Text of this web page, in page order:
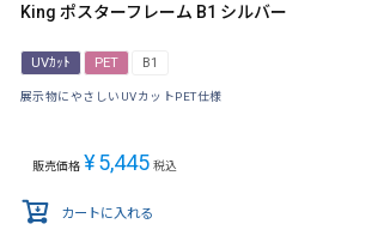
King ポスターフレーム B1 シルバー
UVｶｯﾄ PET B1
展示物にやさしいUVカットPET仕様
販売価格 ¥5,445 税込
カートに入れる